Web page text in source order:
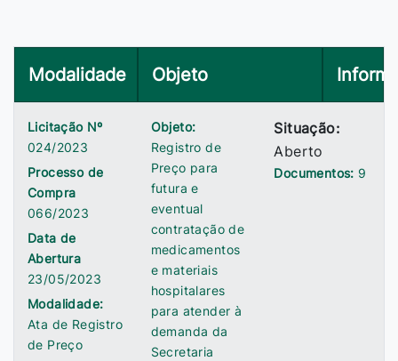
Modalidade Objeto
Licitação Nº
024/2023
Processo de
Compra
066/2023
Data de
Abertura
23/05/2023
Modalidade:
Ata de Registro
de Preço
Objeto:
Registro de
Preço para
futura e
eventual
contratação de
medicamentos
e materiais
hospitalares
para atender à
demanda da
Secretaria
Situação:
Aberto
Documentos: 9